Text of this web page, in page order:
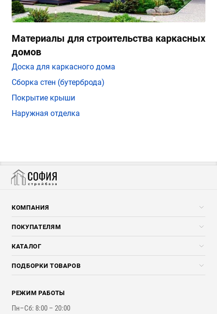
Материалы для строительства каркасных
домов
Доска для каркасного дома
Сборка стен (бутерброда)
Покрытие крыши
Наружная отделка
КОМПАНИЯ
Компания
Услуги
ПОКУПАТЕЛЯМ
Скидки стройкомпаниям
Доставка и разгрузка
Оплата и Возврат
Наши работы
КАТАЛОГ
Погонажные изделия
Брикеты, Дрова, Стружка
Стройматериалы
Инструменты
ПОДБОРКИ ТОВАРОВ
Для бутерброда стены
Для наружной отделки
РЕЖИМ РАБОТЫ
Пн–Сб: 8:00 – 20:00